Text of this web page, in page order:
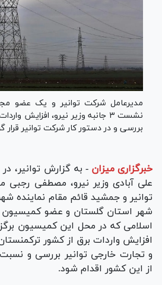
مدیرعامل شرکت توانیر و یک عضو
نشست ۳ جانبه وزیر نیرو، افزایش
بررسی و در دستور کار شرکت توانیر قرار
خبرگزاری میزان - به گزارش توانیر،
علی آبادی وزیر نیرو، مصطفی
توانیر و جمشید قائم مقام نماینده
شهر استان گلستان و عضو
اسلامی که در محل این کمیسیون
افزایش واردات برق از کشور
و تجارت خارجی توانیر بررسی و
از این کشور اقدام شود.